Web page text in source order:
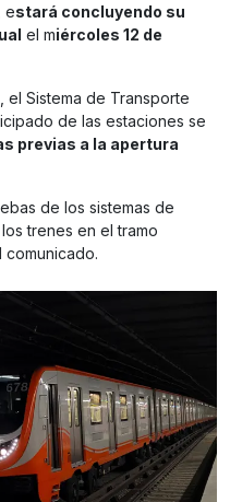
estará concluyendo su
el miércoles 12 de
el Sistema de Transporte
de las estaciones se
previas a la apertura
de los sistemas de
trenes en el tramo
comunicado.